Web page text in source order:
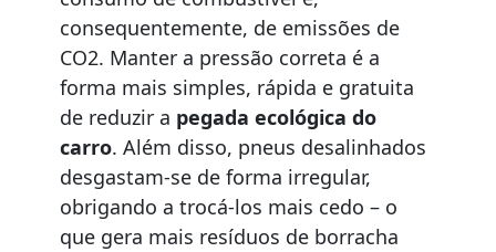
consequentemente, de emissões de
CO2. Manter a pressão correta é a
forma mais simples, rápida e gratuita
de reduzir a pegada ecológica do
carro. Além disso, pneus desalinhados
desgastam-se de forma irregular,
obrigando a trocá-los mais cedo – o
que gera mais resíduos de borracha